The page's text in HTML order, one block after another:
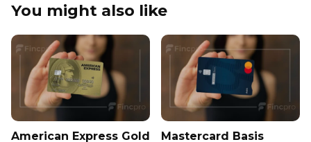
You might also like
American Express Gold Mastercard Basis